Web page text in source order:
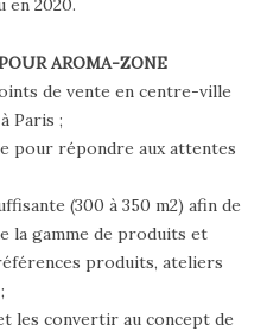
en 2020.
AROMA-ZONE
de vente en centre-ville
Paris ;
pour répondre aux attentes
(300 à 350 m2) afin de
la gamme de produits et
produits, ateliers
les convertir au concept de